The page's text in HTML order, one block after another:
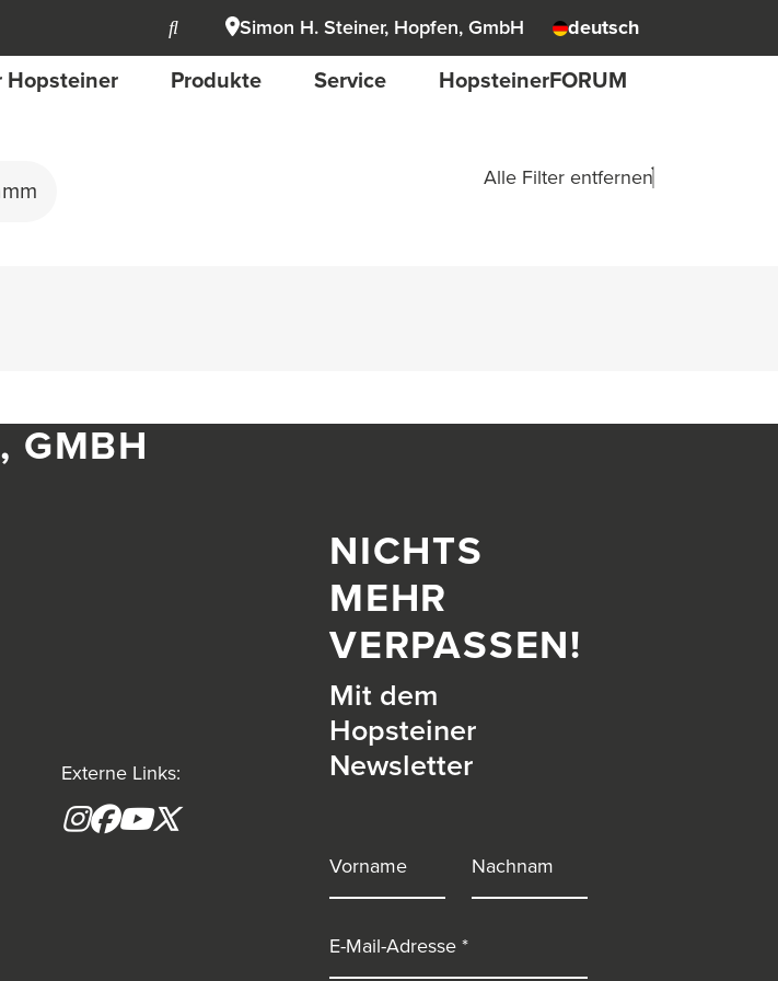
Simon H. Steiner, Hopfen, GmbH deutsch
Hopsteiner Produkte Service HopsteinerFORUM
Alle Filter entfernen
GMBH
Externe Links:
Instagram
Facebook
YouTube
NICHTS
MEHR
VERPASSEN!
Mit dem
Hopsteiner
Newsletter